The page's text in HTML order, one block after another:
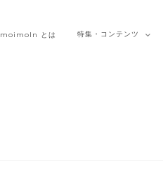
moimoln とは 特集・ コンテンツ